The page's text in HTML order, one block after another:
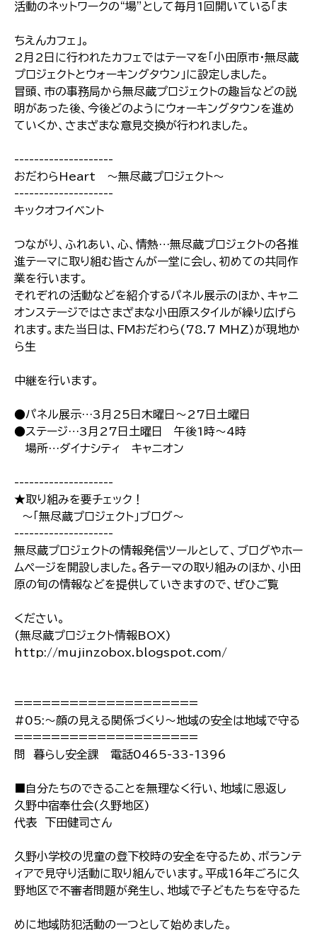
活動のネットワークの“場”として毎月1回開いている「ま
ちえんカフェ」。
2月2日に行われたカフェではテーマを「小田原市・無尽蔵
プロジェクトとウォーキングタウン」に設定しました。
冒頭、市の事務局から無尽蔵プロジェクトの趣旨などの説
明があった後、今後どのようにウォーキングタウンを進め
ていくか、さまざまな意見交換が行われました。
--------------------
おだわらHeart 〜無尽蔵プロジェクト〜
--------------------
キックオフイベント
つながり、ふれあい、心、情熱…無尽蔵プロジェクトの各推
進テーマに取り組む皆さんが一堂に会し、初めての共同作
業を行います。
それぞれの活動などを紹介するパネル展示のほか、キャニ
オンステージではさまざまな小田原スタイルが繰り広げら
れます。また当日は、FMおだわら(78.7 MHZ)が現地か
ら生
中継を行います。
●パネル展示…3月25日木曜日〜27日土曜日
●ステージ…3月27日土曜日 午後1時〜4時
場所…ダイナシティ キャニオン
--------------------
★取り組みを要チェック！
〜「無尽蔵プロジェクト」ブログ〜
--------------------
無尽蔵プロジェクトの情報発信ツールとして、ブログやホー
ムページを開設しました。各テーマの取り組みのほか、小田
原の旬の情報などを提供していきますので、ぜひご覧
ください。
(無尽蔵プロジェクト情報BOX)
http://mujinzobox.blogspot.com/
====================
#05:〜顔の見える関係づくり〜地域の安全は地域で守る
====================
問 暮らし安全課 電話0465-33-1396
■自分たちのできることを無理なく行い、地域に恩返し
久野中宿奉仕会(久野地区)
代表 下田健司さん
久野小学校の児童の登下校時の安全を守るため、ボランテ
ィアで見守り活動に取り組んでいます。平成16年ごろに久
野地区で不審者問題が発生し、地域で子どもたちを守るた
めに地域防犯活動の一つとして始めました。